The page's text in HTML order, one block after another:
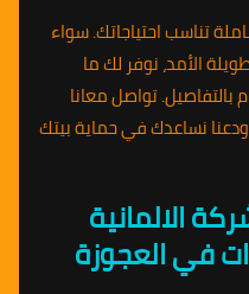
تناسب احتياجاتك. سواء
الأمد، نوفر لك ما
بالتفاصيل. تواصل معانا
النهارده ودعنا نساعدك في حماية بيتك
الالمانية
في العجوزة